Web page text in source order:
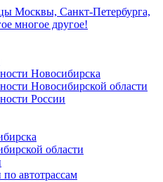
Новосибирска
Новосибирской области
России
области
автотрассам